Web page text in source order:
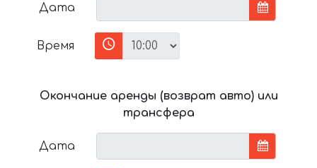
Дата
Время
Окончание аренды (возврат авто) или
трансфера
Дата